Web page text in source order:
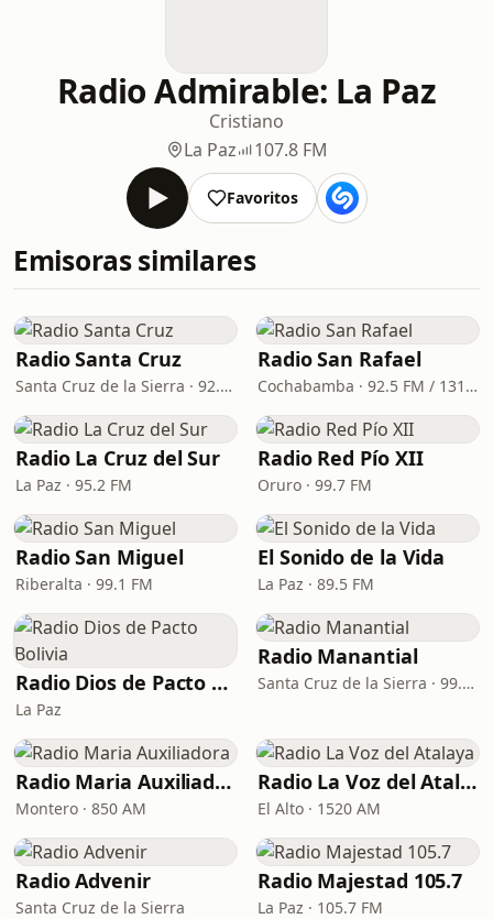
Radio Admirable: La Paz
Cristiano
La Paz
107.8 FM
Favoritos
Emisoras similares
Radio Santa Cruz
Santa Cruz de la Sierra · 92.2 FM, 960 AM
Radio San Rafael
Cochabamba · 92.5 FM / 1310 AM
Radio La Cruz del Sur
La Paz · 95.2 FM
Radio Red Pío XII
Oruro · 99.7 FM
Radio San Miguel
Riberalta · 99.1 FM
El Sonido de la Vida
La Paz · 89.5 FM
Radio Dios de Pacto Bolivia
La Paz
Radio Manantial
Santa Cruz de la Sierra · 99.7 FM
Radio Maria Auxiliadora
Montero · 850 AM
Radio La Voz del Atalaya
El Alto · 1520 AM
Radio Advenir
Santa Cruz de la Sierra
Radio Majestad 105.7
La Paz · 105.7 FM